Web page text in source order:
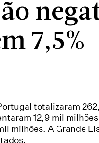
7,5%
totalizaram
12,9 mil
milhões. A Grande